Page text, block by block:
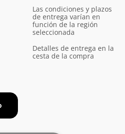
Las condiciones y plazos
de entrega varían en
función de la región
seleccionada
Detalles de entrega en la
cesta de la compra